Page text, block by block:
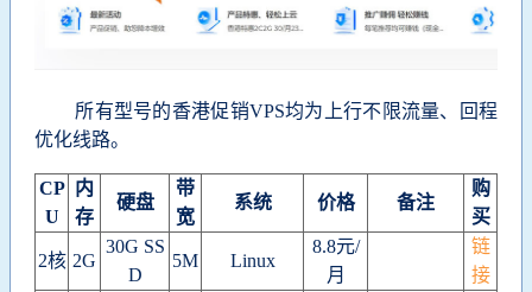
所有型号的香港促销VPS均为上行不限流量、回程
优化线路。
CP
U
内
存
硬盘
带
宽
系统 价格 备注
购
买
2核 2G
30G SS
D
5M Linux
8.8元/
月
链
接